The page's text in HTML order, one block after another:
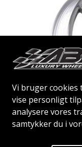
Vi bruger cookies
vise personligt
analysere vores
samtykker du i
ABS F35
SILVER